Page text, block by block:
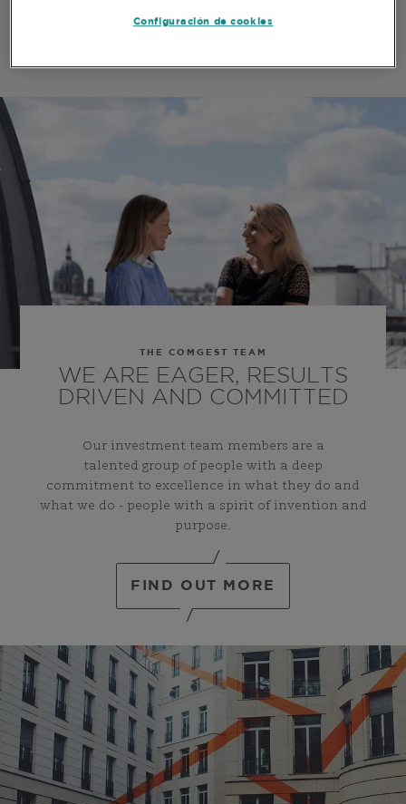
nuestros empleados se sientan valorados,
THE COMGEST TEAM
WE ARE EAGER, RESULTS
DRIVEN AND COMMITTED
Our investment team members are a
talented group of people with a deep
commitment to excellence in what they do and
what we do - people with a spirit of invention and
purpose.
FIND OUT MORE
Configuración de cookies